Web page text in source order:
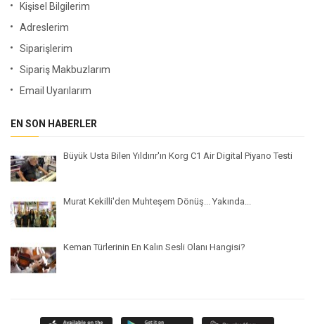
Kişisel Bilgilerim
Adreslerim
Siparişlerim
Sipariş Makbuzlarım
Email Uyarılarım
EN SON HABERLER
Büyük Usta Bilen Yıldırır'ın Korg C1 Air Digital Piyano Testi
Murat Kekilli'den Muhteşem Dönüş... Yakında...
Keman Türlerinin En Kalın Sesli Olanı Hangisi?